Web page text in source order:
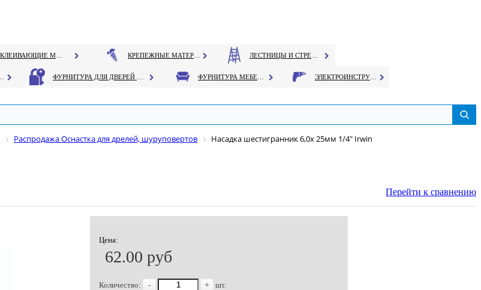
Распродажа Оснастка для дрелей, шуруповертов Насадка шестигранник 6,0х 25мм 1/4" Irwin
Перейти к сравнению
Цена:
62.00 руб
Количество: - +
шт.